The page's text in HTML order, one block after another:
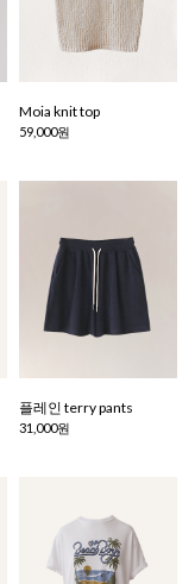
Moia knit top
59,000원
플레인 terry pants
31,000원